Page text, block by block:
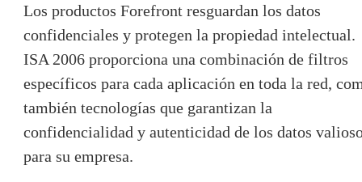
Los productos Forefront resguardan los datos
confidenciales y protegen la propiedad intelectual.
ISA 2006 proporciona una combinación de filtros
específicos para cada aplicación en toda la red,
también tecnologías que garantizan la
confidencialidad y autenticidad de los datos
para su empresa.